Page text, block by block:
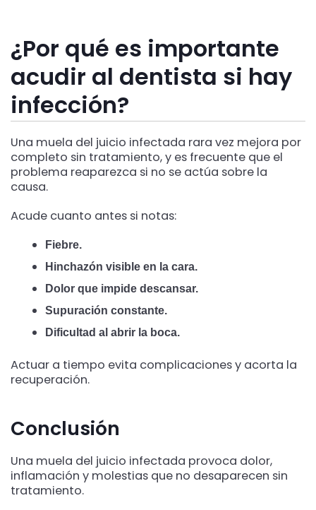
¿Por qué es importante
acudir al dentista si hay
infección?
Una muela del juicio infectada rara vez mejora por
completo sin tratamiento, y es frecuente que el
problema reaparezca si no se actúa sobre la
causa.
Acude cuanto antes si notas:
Fiebre.
Hinchazón visible en la cara.
Dolor que impide descansar.
Supuración constante.
Dificultad al abrir la boca.
Actuar a tiempo evita complicaciones y acorta la
recuperación.
Conclusión
Una muela del juicio infectada provoca dolor,
inflamación y molestias que no desaparecen sin
tratamiento.